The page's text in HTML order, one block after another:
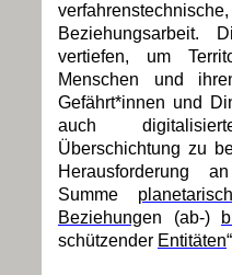
vertiefen, um
Menschen und
Gefährt*innen und
auch
Überschichtung zu
Herausforderung
Summe planetarisch
Beziehungen (ab-)
schützender Entitäten